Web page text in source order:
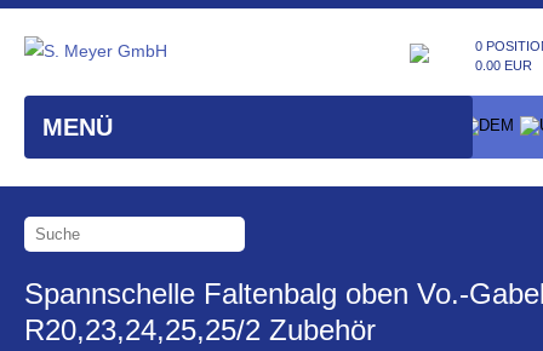
MENÜ
0
0.00 EUR
Spannschelle Faltenbalg oben Vo.-
R20,23,24,25,25/2 Zubehör